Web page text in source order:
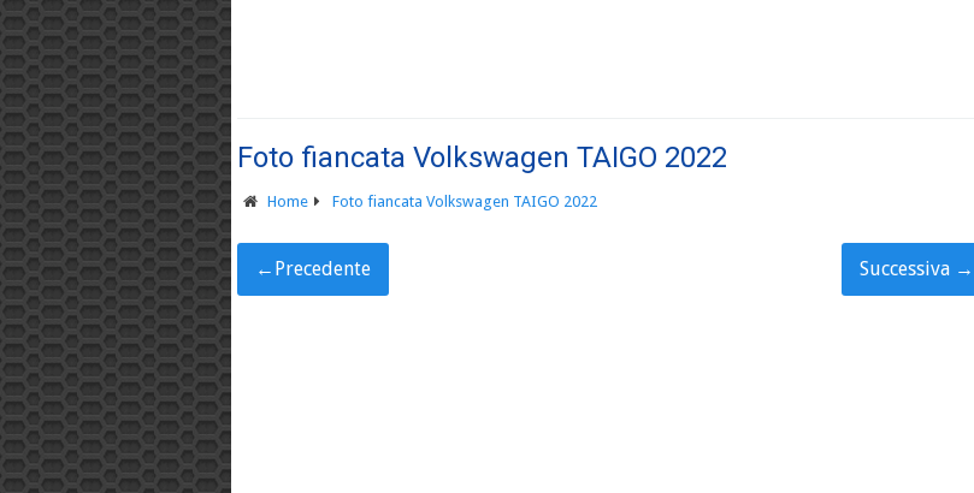
Foto fiancata Volkswagen TAIGO 2022
Home Foto fiancata Volkswagen TAIGO 2022
← Precedente Successiva →